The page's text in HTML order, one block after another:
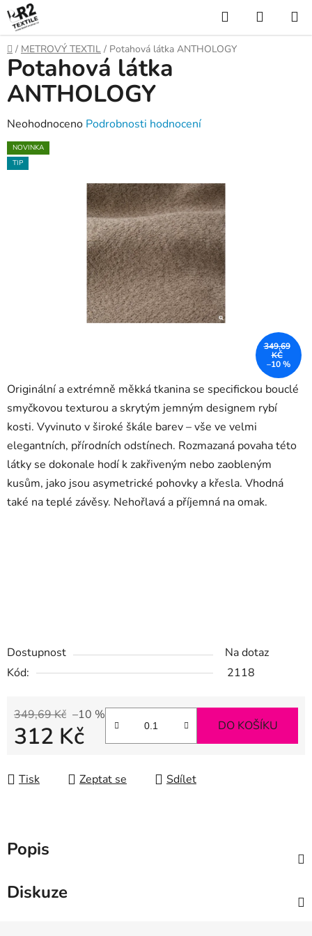
Přejít
na
obsah
Hledat
KOŠÍK
Domů
/ METROVÝ TEXTIL / Potahová látka ANTHOLOGY
Originální a extrémně měkká tkanina se specifickou bouclé
smyčkovou texturou a skrytým jemným designem rybí
kosti. Vyvinuto v široké škále barev – vše ve velmi
elegantních, přírodních odstínech. Rozmazaná povaha této
látky se dokonale hodí k zakřiveným nebo zaobleným
kusům, jako jsou asymetrické pohovky a křesla. Vhodná
také na teplé závěsy. Nehořlavá a příjemná na omak.
Dostupnost
Na dotaz
Kód:
2118
349,69 Kč –10 %
312 Kč DO KOŠÍKU
Tisk Zeptat se Sdílet
Potahová látka
ANTHOLOGY
Průměrné
hodnocení
produktu
Neohodnoceno Podrobnosti hodnocení
NOVINKA
TIP
349,69
KČ
–10 %
Popis
Diskuze